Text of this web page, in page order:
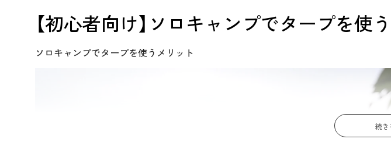
【初心者向け】ソロキャンプでタープを
ソロキャンプでタープを使うメリット
続き